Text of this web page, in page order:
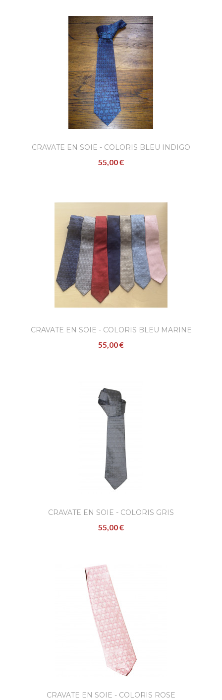
AJOUTER
Cravate en soie - coloris bleu
marine
55,00 €
de l'avènement de S.A.S. le Prince Albert II
Mona..
AJOUTER
Cravate en soie - coloris gris
55,00 €
Confectionnées à l'occasion de la
de l'avènement de S.A.S. le Prince Albert II
AJOUTER
Cravate en soie - coloris
55,00 €
Confectionnées à l'occasion de la
de l'avènement de S.A.S. le Prince Albert II
Mona..
Cravate en soie - coloris
Confectionnées à l'occasion de la
de l'avènement de S.A.S. le Prince Albert II
Monaco..
AJOUTER
CRAVATE EN SOIE - COLORIS BLEU INDIGO
55,00 €
CRAVATE EN SOIE - COLORIS BLEU MARINE
55,00 €
CRAVATE EN SOIE - COLORIS GRIS
55,00 €
CRAVATE EN SOIE - COLORIS ROSE